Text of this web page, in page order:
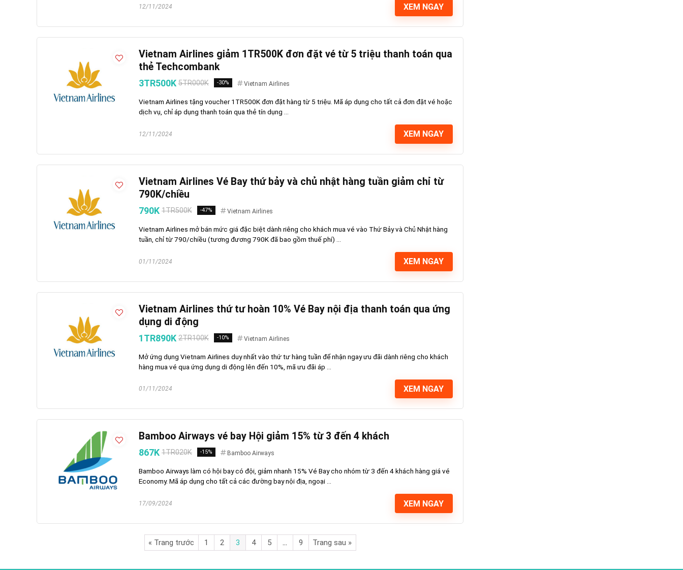
12/11/2024 XEM NGAY
Vietnam Airlines giảm 1TR500K đơn đặt vé từ 5 triệu thanh toán qua
thẻ Techcombank
3TR500K 5TR000K -30% Vietnam Airlines
Vietnam Airlines tặng voucher 1TR500K đơn đặt hàng từ 5 triệu. Mã áp dụng cho tất cả đơn đặt vé hoặc
dịch vụ, chỉ áp dụng thanh toán qua thẻ tín dụng ...
12/11/2024 XEM NGAY
Vietnam Airlines Vé Bay thứ bảy và chủ nhật hàng tuần giảm chỉ từ
790K/chiều
790K 1TR500K -47% Vietnam Airlines
Vietnam Airlines mở bán mức giá đặc biệt dành riêng cho khách mua vé vào Thứ Bảy và Chủ Nhật hàng
tuần, chỉ từ 790/chiều (tương đương 790K đã bao gồm thuế phí) ...
01/11/2024 XEM NGAY
Vietnam Airlines thứ tư hoàn 10% Vé Bay nội địa thanh toán qua ứng
dụng di động
1TR890K 2TR100K -10% Vietnam Airlines
Mở ứng dụng Vietnam Airlines duy nhất vào thứ tư hàng tuần để nhận ngay ưu đãi dành riêng cho khách
hàng mua vé qua ứng dụng di động lên đến 10%, mã ưu đãi áp ...
01/11/2024 XEM NGAY
Bamboo Airways vé bay Hội giảm 15% từ 3 đến 4 khách
867K 1TR020K -15% Bamboo Airways
Bamboo Airways làm có hội bay có đội, giảm nhanh 15% Vé Bay cho nhóm từ 3 đến 4 khách hàng giá vé
Economy. Mã áp dụng cho tất cả các đường bay nội địa, ngoại ...
17/09/2024 XEM NGAY
« Trang trước 1 2 3 4 5 … 9 Trang sau »